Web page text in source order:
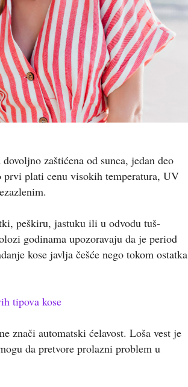
zaštićena od sunca, jedan deo
prvi plati cenu visokih temperatura, UV
peškiru, jastuku ili u odvodu tuš-
godinama upozoravaju da je period
kose javlja češće nego tokom ostatka
tipova kose
znači automatski ćelavost. Loša vest je
da pretvore prolazni problem u